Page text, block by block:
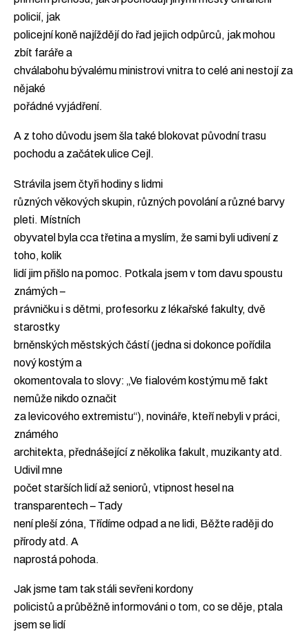
policií, jak
policejní koně najíždějí do řad jejich odpůrců, jak mohou
zbít faráře a
chválabohu bývalému ministrovi vnitra to celé ani nestojí za
nějaké
pořádné vyjádření.
A z toho důvodu jsem šla také blokovat původní trasu
pochodu a začátek ulice Cejl.
Strávila jsem čtyři hodiny s lidmi
různých věkových skupin, různých povolání a různé barvy
pleti. Místních
obyvatel byla cca třetina a myslím, že sami byli udivení z
toho, kolik
lidí jim přišlo na pomoc. Potkala jsem v tom davu spoustu
známých –
právničku i s dětmi, profesorku z lékařské fakulty, dvě
starostky
brněnských městských částí (jedna si dokonce pořídila
nový kostým a
okomentovala to slovy: „Ve fialovém kostýmu mě fakt
nemůže nikdo označit
za levicového extremistu“), novináře, kteří nebyli v práci,
známého
architekta, přednášející z několika fakult, muzikanty atd.
Udivil mne
počet starších lidí až seniorů, vtipnost hesel na
transparentech – Tady
není pleší zóna, Třídíme odpad a ne lidi, Běžte raději do
přírody atd. A
naprostá pohoda.
Jak jsme tam tak stáli sevřeni kordony
policistů a průběžně informováni o tom, co se děje, ptala
jsem se lidí